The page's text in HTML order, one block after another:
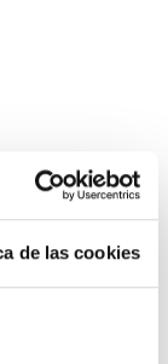
de las cookies